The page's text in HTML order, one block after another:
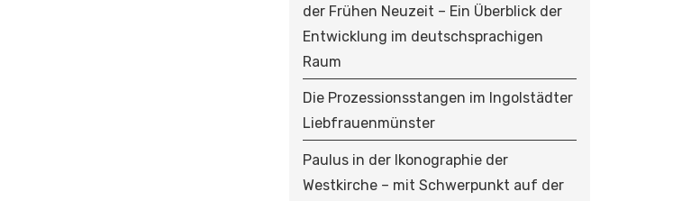
der Frühen Neuzeit – Ein Überblick der
Entwicklung im deutschsprachigen
Raum
Die Prozessionsstangen im Ingolstädter
Liebfrauenmünster
Paulus in der Ikonographie der
Westkirche – mit Schwerpunkt auf der